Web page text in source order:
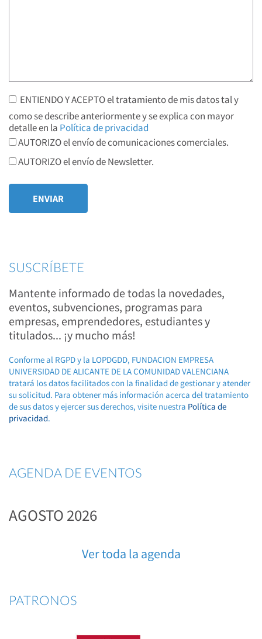
ENTIENDO Y ACEPTO el tratamiento de mis datos tal y
como se describe anteriormente y se explica con mayor
detalle en la Política de privacidad
AUTORIZO el envío de comunicaciones comerciales.
AUTORIZO el envío de Newsletter.
SUSCRÍBETE
Mantente informado de todas la novedades,
eventos, subvenciones, programas para
empresas, emprendedores, estudiantes y
titulados... ¡y mucho más!
Conforme al RGPD y la LOPDGDD, FUNDACION EMPRESA
UNIVERSIDAD DE ALICANTE DE LA COMUNIDAD VALENCIANA
tratará los datos facilitados con la finalidad de gestionar y atender
su solicitud. Para obtener más información acerca del tratamiento
de sus datos y ejercer sus derechos, visite nuestra Política de
privacidad.
AGENDA DE EVENTOS
AGOSTO 2026
Ver toda la agenda
PATRONOS